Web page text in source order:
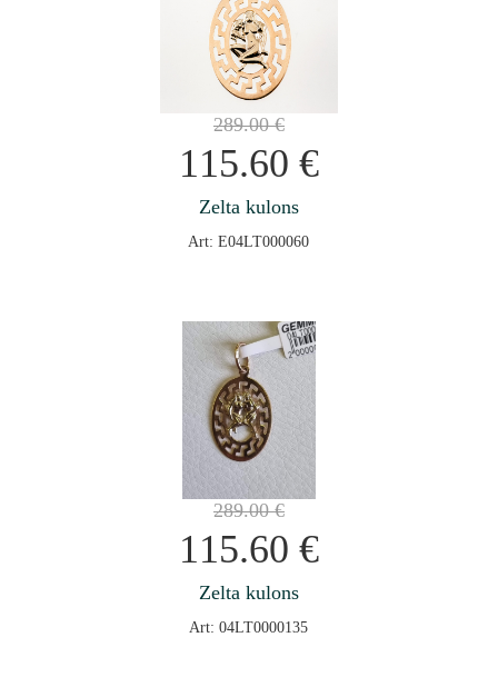
289.00€
115.60 €
Zelta kulons
Art: E04LT000060
289.00€
115.60 €
Zelta kulons
Art: 04LT0000135